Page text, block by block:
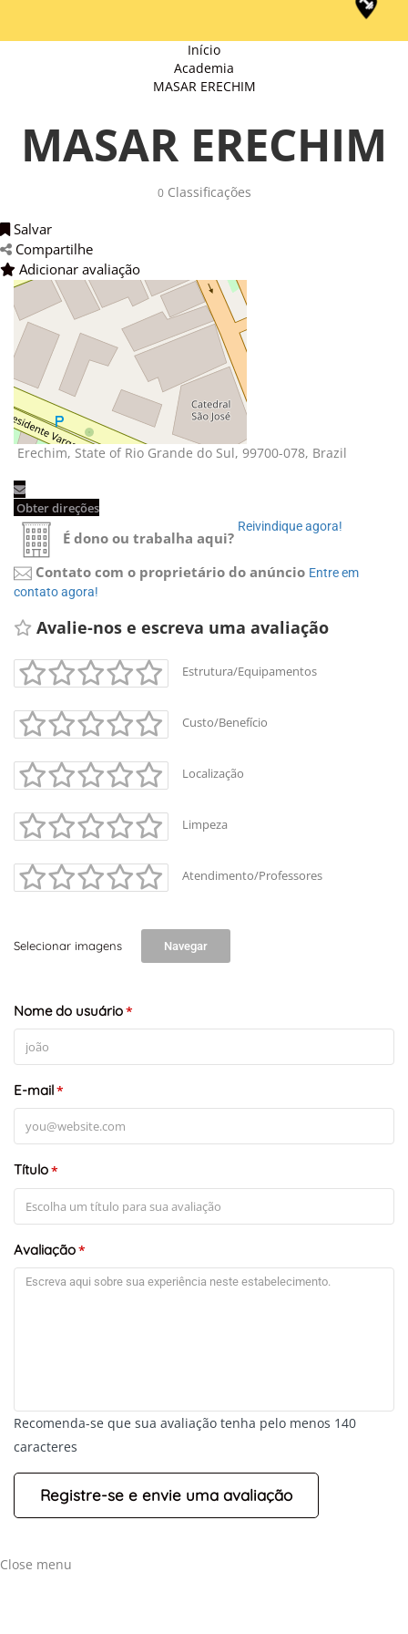
Início
Academia
MASAR ERECHIM
MASAR ERECHIM
0Classificações
Salvar
Compartilhe
Adicionar avaliação
Erechim, State of Rio Grande do Sul, 99700-078, Brazil
Obter direções
É dono ou trabalha aqui?
Reivindique agora!
Contato com o proprietário do anúncio Entre em
contato agora!
Avalie-nos e escreva uma avaliação
Estrutura/Equipamentos
Custo/Benefício
Localização
Limpeza
Atendimento/Professores
Selecionar imagens Navegar
Nome do usuário*
E-mail*
Título*
Avaliação*
Recomenda-se que sua avaliação tenha pelo menos 140
caracteres
Close menu